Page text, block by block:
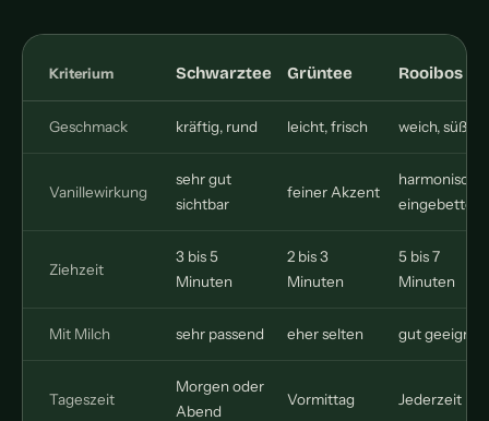
Kriterium Schwarztee Grüntee Rooibos
Geschmack kräftig, rund leicht, frisch weich, süß
Vanillewirkung
sehr gut
sichtbar
feiner Akzent
harmonisch
eingebettet
Ziehzeit
3 bis 5
Minuten
2 bis 3
Minuten
5 bis 7
Minuten
Mit Milch sehr passend eher selten gut geeignet
Tageszeit
Morgen oder
Abend
Vormittag Jederzeit